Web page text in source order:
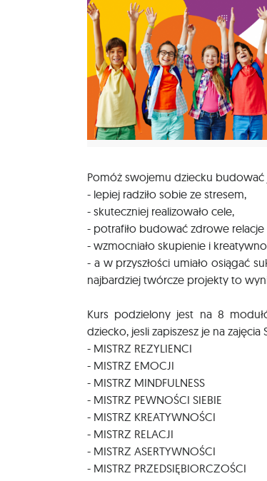
Pomóż swojemu dziecku
- lepiej radziło sobie ze stresem,
- skuteczniej realizowało cele,
- potrafiło budować zdrowe relacje
- wzmocniało skupienie i
- a w przyszłości umiało osiągać
najbardziej twórcze projekty to
Kurs podzielony jest na 8
dziecko, jesli zapiszesz je na zajęcia
- MISTRZ REZYLIENCI
- MISTRZ EMOCJI
- MISTRZ MINDFULNESS
- MISTRZ PEWNOŚCI SIEBIE
- MISTRZ KREATYWNOŚCI
- MISTRZ RELACJI
- MISTRZ ASERTYWNOŚCI
- MISTRZ PRZEDSIĘBIORCZOŚCI